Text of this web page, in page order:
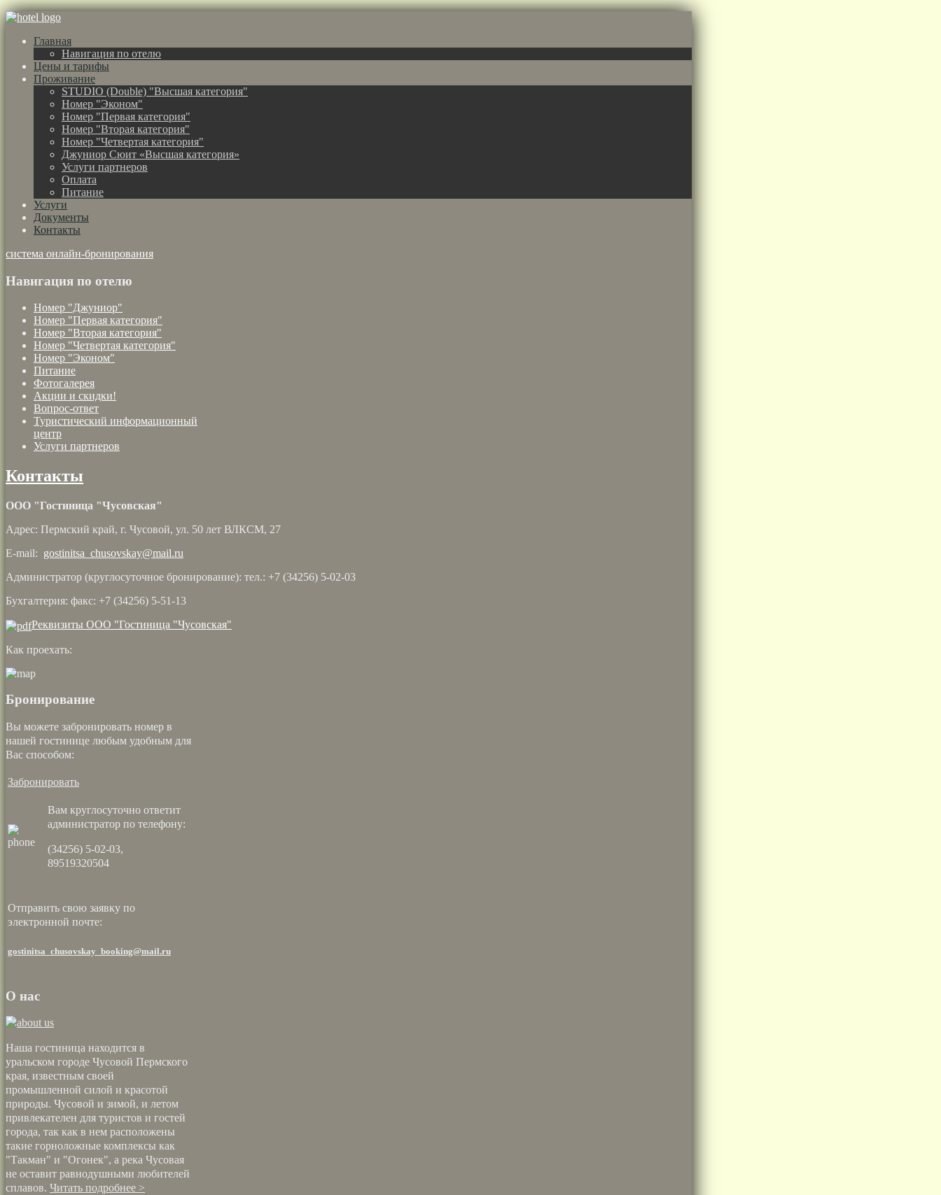
Главная
Навигация по отелю
Цены и тарифы
Проживание
STUDIO (Double) "Высшая категория"
Номер "Эконом"
Номер "Первая категория"
Номер "Вторая категория"
Номер "Четвертая категория"
Джуниор Сюит «Высшая категория»
Услуги партнеров
Оплата
Питание
Услуги
Документы
Контакты
система онлайн-бронирования
Навигация по отелю
Номер "Джуниор"
Номер "Первая категория"
Номер "Вторая категория"
Номер "Четвертая категория"
Номер "Эконом"
Питание
Фотогалерея
Акции и скидки!
Вопрос-ответ
Туристический информационный
центр
Услуги партнеров
Контакты
ООО "Гостиница "Чусовская"
Адрес: Пермский край, г. Чусовой, ул. 50 лет ВЛКСМ, 27
E-mail: gostinitsa_chusovskay@mail.ru
Администратор (круглосуточное бронирование): тел.: +7 (34256) 5-02-03
Бухгалтерия: факс: +7 (34256) 5-51-13
Реквизиты ООО "Гостиница "Чусовская"
Как проехать:
Бронирование
Вы можете забронировать номер в
нашей гостинице любым удобным для
Вас способом:
Забронировать
Вам круглосуточно ответит
администратор по телефону:
(34256) 5-02-03,
89519320504
Отправить свою заявку по
электронной почте:
gostinitsa_chusovskay_booking@mail.ru
О нас
Наша гостиница находится в
уральском городе Чусовой Пермского
края, известным своей
промышленной силой и красотой
природы. Чусовой и зимой, и летом
привлекателен для туристов и гостей
города, так как в нем расположены
такие горноложные комплексы как
"Такман" и "Огонек", а река Чусовая
не оставит равнодушными любителей
сплавов. Читать подробнее >